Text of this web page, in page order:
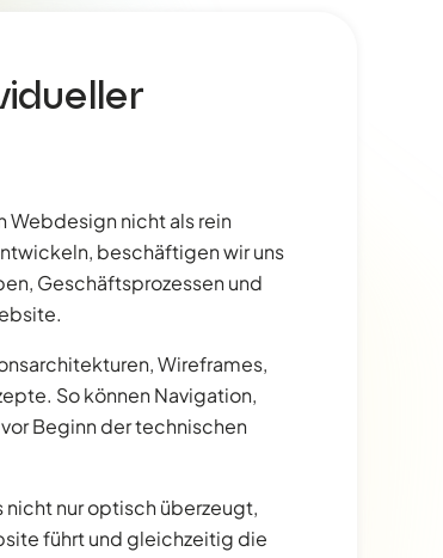
Webdesign nicht als rein
beschäftigen wir uns
Geschäftsprozessen und
Wireframes,
So können Navigation,
Beginn der technischen
nicht nur optisch überzeugt,
führt und gleichzeitig die